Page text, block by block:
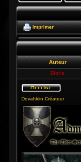
Imprimer
Auteur
Bioris
Dovahkiin Créateur